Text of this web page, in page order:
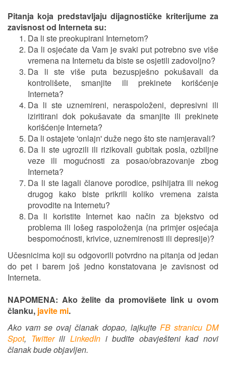
Pitanja koja predstavljaju dijagnostičke kriterijume za
zavisnost od Interneta su:
Da li ste preokupirani Internetom?
Da li osjećate da Vam je svaki put potrebno sve više
vremena na Internetu da biste se osjetili zadovoljno?
Da li ste više puta bezuspješno pokušavali da
kontrolišete, smanjite ili prekinete korišćenje
Interneta?
Da li ste uznemireni, neraspoloženi, depresivni ili
iziritirani dok pokušavate da smanjite ili prekinete
korišćenje Interneta?
Da li ostajete 'onlajn' duže nego što ste namjeravali?
Da li ste ugrozili ili rizikovali gubitak posla, ozbiljne
veze ili mogućnosti za posao/obrazovanje zbog
Interneta?
Da li ste lagali članove porodice, psihijatra ili nekog
drugog kako biste prikrili koliko vremena zaista
provodite na Internetu?
Da li koristite Internet kao način za bjekstvo od
problema ili lošeg raspoloženja (na primjer osjećaja
bespomoćnosti, krivice, uznemirenosti ili depresije)?
Učesnicima koji su odgovorili potvrdno na pitanja od jedan
do pet i barem još jedno konstatovana je zavisnost od
Interneta.
NAPOMENA: Ako želite da promovišete link u ovom
članku, javite mi.
Ako vam se ovaj članak dopao, lajkujte FB stranicu DM
Spot, Twitterili LinkedIni budite obavješteni kad novi
članak bude objavljen.